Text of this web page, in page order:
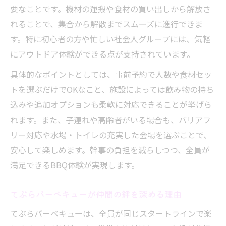
プラン
雨天でも快適なてぶらバーベキュー会場の
選び方
仲間と安心して使える雨対応てぶらバーベ
キュー
会話が弾む場所で手軽にBBQを楽しもう
てぶらバーベキューで会話が盛り上がる場
づくり
会話重視の仲間には手ぶらBBQが最適な理
由
手軽なてぶらバーベキューで交流を深める
中できる
要なことです。機材の運搬や食材の買い出しから解放さ
れることで、集合から解散までスムーズに進行できま
す。特に初心者の方や忙しい社会人グループには、気軽
にアウトドア体験ができる点が支持されています。
具体的なポイントとしては、事前予約で人数や食材セッ
トを選ぶだけでOKなこと、施設によっては飲み物の持ち
込みや追加オプションも柔軟に対応できることが挙げら
れます。また、子連れや高齢者がいる場合も、バリアフ
リー対応や水場・トイレの充実した会場を選ぶことで、
安心して楽しめます。幹事の負担を減らしつつ、全員が
満足できるBBQ体験が実現します。
てぶらバーベキューは、全員が同じスタートラインで楽